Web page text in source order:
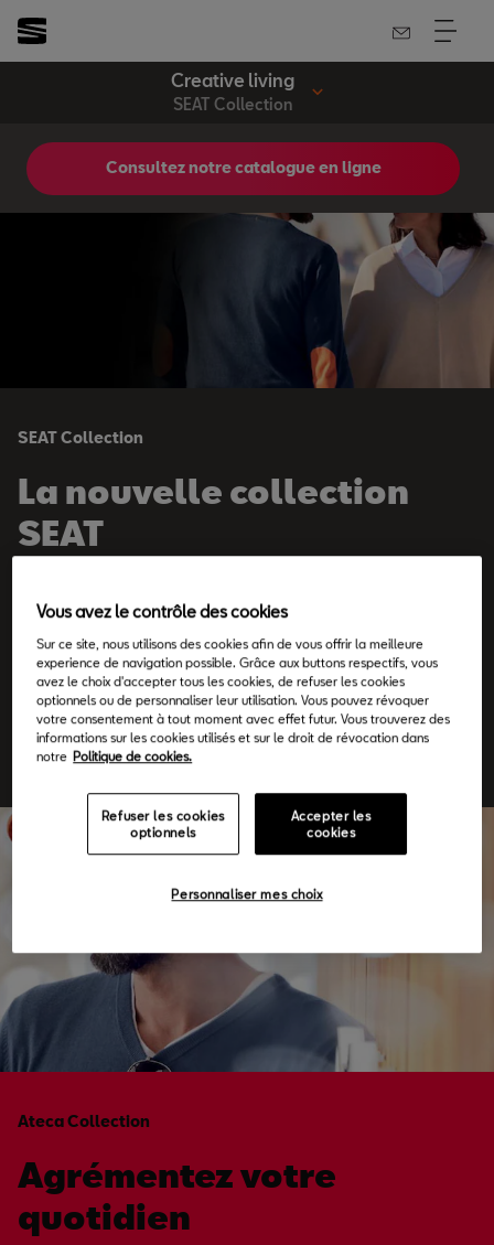
Creative living
SEAT Collection
Consultez notre catalogue en ligne
SEAT Collection
La nouvelle collection
SEAT
La collection SEAT a été créée pour faire vivre l’esprit de SEAT et
de Barcelone dans chaque aspect de votre vie quotidienne. Vous
êtes passionné de conduite et de la marque SEAT ? Découvrez
notre large gamme de produits pour ajouter une touche de style
quelles que soient les circonstances.
Ateca Collection
Agrémentez votre
quotidien
Vous avez le contrôle des cookies
Sur ce site, nous utilisons des cookies afin de vous offrir la meilleure
experience de navigation possible. Grâce aux buttons respectifs, vous
avez le choix d'accepter tous les cookies, de refuser les cookies
optionnels ou de personnaliser leur utilisation. Vous pouvez révoquer
votre consentement à tout moment avec effet futur. Vous trouverez des
informations sur les cookies utilisés et sur le droit de révocation dans
notre Politique de cookies.
Refuser les cookies
optionnels
Accepter les
cookies
Personnaliser mes choix